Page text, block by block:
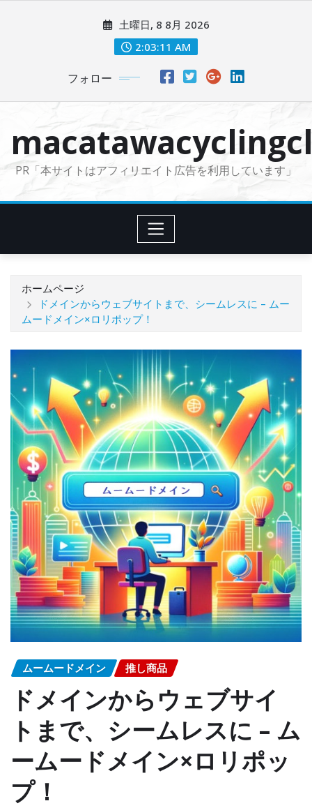
に
土曜日, 8 8月 2026
2:03:13 AM
フォロー
PR「本サイトはアフィリエイト広告を利用しています」
ホームページ
ドメインからウェブサイトまで、シームレスに – ムー
ムードメイン×ロリポップ！
ムームードメイン 推し商品
ドメインからウェブサイ
トまで、シームレスに – ム
ームードメイン×ロリポッ
プ！